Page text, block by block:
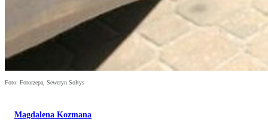
Foto: Fotorzepa, Seweryn Sołtys
Magdalena Kozmana